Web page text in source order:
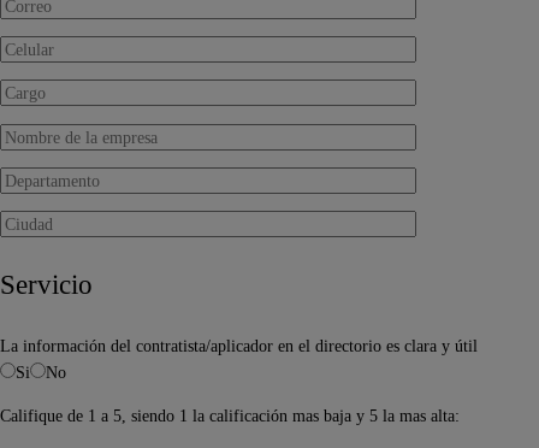
Servicio
La información del contratista/aplicador en el directorio es clara y útil
Si
No
Califique de 1 a 5, siendo 1 la calificación mas baja y 5 la mas alta: